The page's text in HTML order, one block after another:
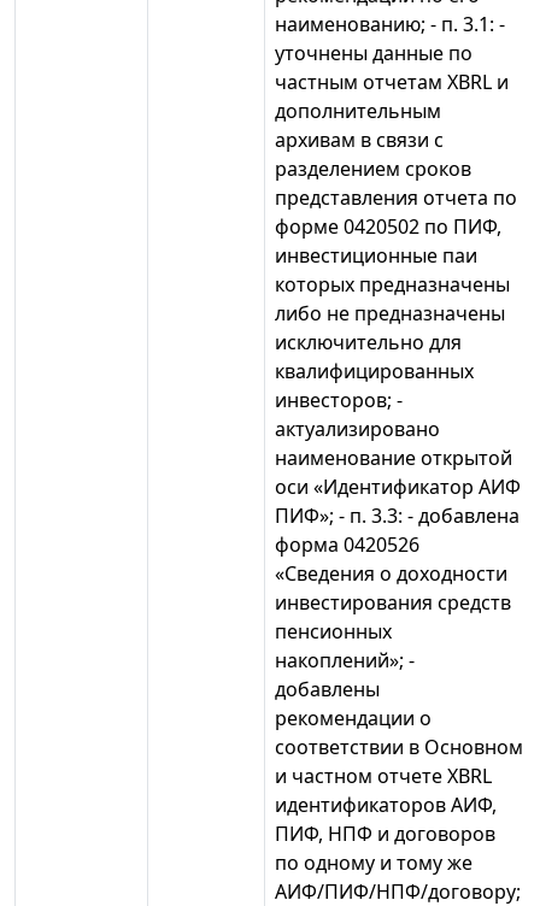
наименованию; - п. 3.1: -
уточнены данные по
частным отчетам XBRL и
дополнительным
архивам в связи с
разделением сроков
представления отчета по
форме 0420502 по ПИФ,
инвестиционные паи
которых предназначены
либо не предназначены
исключительно для
квалифицированных
инвесторов; -
актуализировано
наименование открытой
оси «Идентификатор АИФ
ПИФ»; - п. 3.3: - добавлена
форма 0420526
«Сведения о доходности
инвестирования средств
пенсионных
накоплений»; -
добавлены
рекомендации о
соответствии в Основном
и частном отчете XBRL
идентификаторов АИФ,
ПИФ, НПФ и договоров
по одному и тому же
АИФ/ПИФ/НПФ/договору;